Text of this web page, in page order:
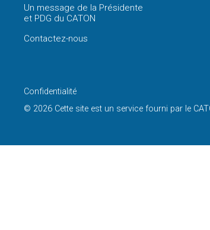
Un message de la Présidente
et PDG du CATON
Contactez-nous
Confidentialité
© 2026 Cette site est un service fourni par le